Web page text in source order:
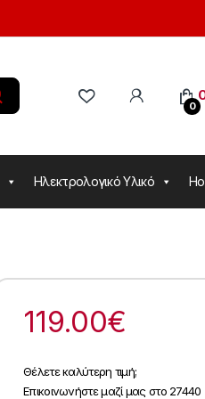
0
Ηλεκτρολογικό Υλικό
119.00€
Θέλετε καλύτερη τιμή;
Επικοινωνήστε μαζί μας στο 27440